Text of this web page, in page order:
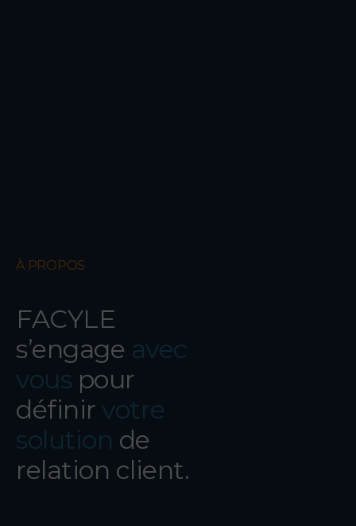
À PROPOS
FACYLE
s’engage avec
vous pour
définir votre
solution de
relation client.